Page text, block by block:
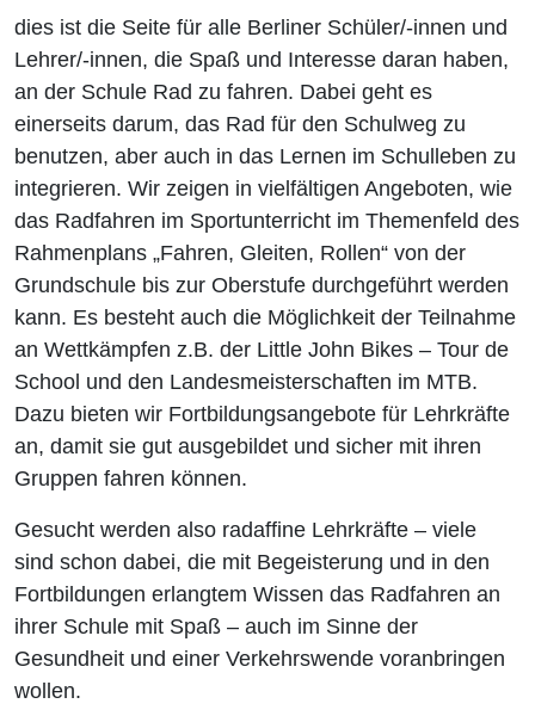
dies ist die Seite für alle Berliner Schüler/-innen und
Lehrer/-innen, die Spaß und Interesse daran haben,
an der Schule Rad zu fahren. Dabei geht es
einerseits darum, das Rad für den Schulweg zu
benutzen, aber auch in das Lernen im Schulleben zu
integrieren. Wir zeigen in vielfältigen Angeboten, wie
das Radfahren im Sportunterricht im Themenfeld des
Rahmenplans „Fahren, Gleiten, Rollen“ von der
Grundschule bis zur Oberstufe durchgeführt werden
kann. Es besteht auch die Möglichkeit der Teilnahme
an Wettkämpfen z.B. der Little John Bikes – Tour de
School und den Landesmeisterschaften im MTB.
Dazu bieten wir Fortbildungsangebote für Lehrkräfte
an, damit sie gut ausgebildet und sicher mit ihren
Gruppen fahren können.
Gesucht werden also radaffine Lehrkräfte – viele
sind schon dabei, die mit Begeisterung und in den
Fortbildungen erlangtem Wissen das Radfahren an
ihrer Schule mit Spaß – auch im Sinne der
Gesundheit und einer Verkehrswende voranbringen
wollen.